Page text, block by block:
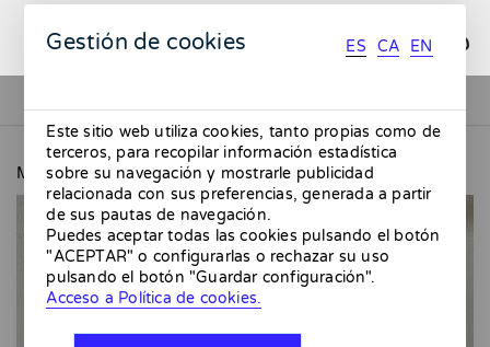
EN
MMMMERCAT Sifón de cerámica azul
Gestión de cookies ES CA EN
Este sitio web utiliza cookies, tanto propias como de
terceros, para recopilar información estadística
sobre su navegación y mostrarle publicidad
relacionada con sus preferencias, generada a partir
de sus pautas de navegación.
Puedes aceptar todas las cookies pulsando el botón
"ACEPTAR" o configurarlas o rechazar su uso
pulsando el botón "Guardar configuración".
Acceso a Política de cookies.